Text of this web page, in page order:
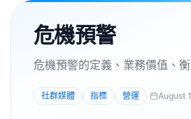
危機預警
危機預警的定義、業務價值、
社群媒體 指標 營運 August